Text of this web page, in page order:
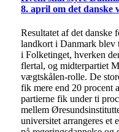
8. april om det danske
Resultatet af det danske
landkort i Danmark blev
i Folketinget, hverken
flertal, og midterpartiet
vægtskålen-rolle. De
fik mere end 20 procent
partierne fik under ti
mellem
universitet arrangeres et